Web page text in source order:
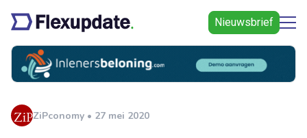
Nieuwsbrief
ZiPconomy • 27 mei 2020